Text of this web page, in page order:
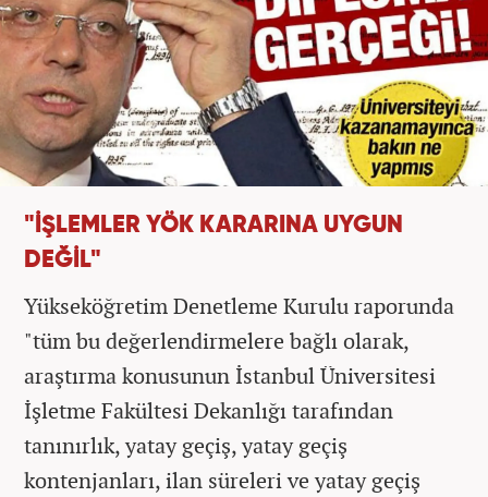
"İŞLEMLER YÖK KARARINA UYGUN
DEĞİL"
Yükseköğretim Denetleme Kurulu raporunda
"tüm bu değerlendirmelere bağlı olarak,
araştırma konusunun İstanbul Üniversitesi
İşletme Fakültesi Dekanlığı tarafından
tanınırlık, yatay geçiş, yatay geçiş
kontenjanları, ilan süreleri ve yatay geçiş